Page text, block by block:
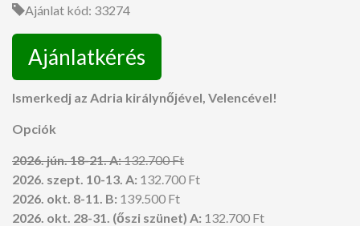
Ajánlat kód: 33274
Ajánlatkérés
Ismerkedj az Adria királynőjével, Velencével!
Opciók
2026. jún. 18-21. A:132.700 Ft
2026. szept. 10-13. A: 132.700 Ft
2026. okt. 8-11. B: 139.500 Ft
2026. okt. 28-31. (őszi szünet) A: 132.700 Ft